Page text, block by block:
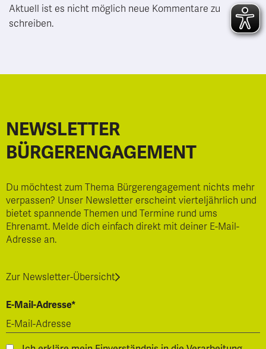
Aktuell ist es nicht möglich neue Kommentare zu
schreiben.
NEWSLETTER
BÜRGERENGAGEMENT
Du möchtest zum Thema Bürgerengagement nichts mehr
verpassen? Unser Newsletter erscheint vierteljährlich und
bietet spannende Themen und Termine rund ums
Ehrenamt. Melde dich einfach direkt mit deiner E-Mail-
Adresse an.
Zur Newsletter-Übersicht
E-Mail-Adresse*